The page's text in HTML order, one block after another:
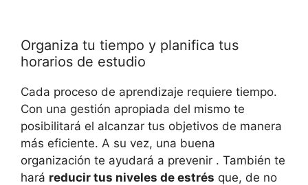
Organiza tu tiempo y planifica tus
horarios de estudio
Cada proceso de aprendizaje requiere tiempo.
Con una gestión apropiada del mismo te
posibilitará el alcanzar tus objetivos de manera
más eficiente. A su vez, una buena
organización te ayudará a prevenir . También te
hará reducir tus niveles de estrés que, de no